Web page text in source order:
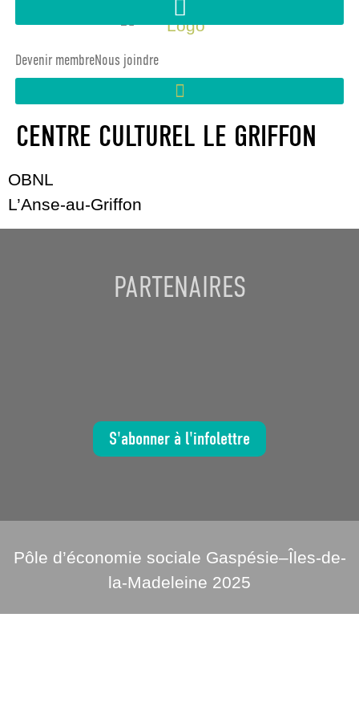
Devenir membreNous joindre
CENTRE CULTUREL LE GRIFFON
OBNL
L’Anse-au-Griffon
PARTENAIRES
S'abonner à l'infolettre
Pôle d’économie sociale Gaspésie–Îles-de-
la-Madeleine 2025